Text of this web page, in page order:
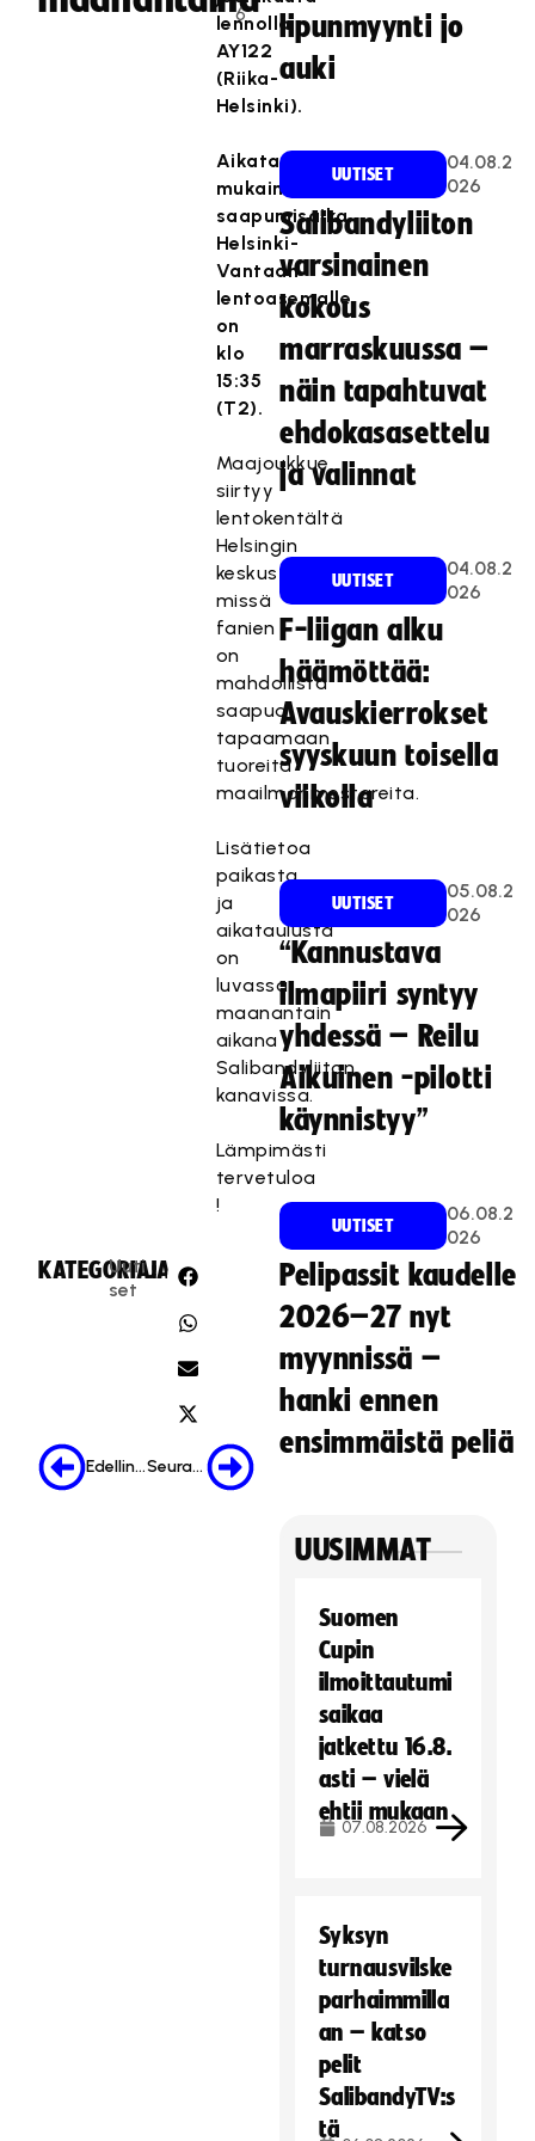
6
lennolla
AY122
(Riika-
Helsinki).
Aikataulun
mukainen
saapumisaika
Helsinki-
Vantaan
lentoasemalle
on
klo
15:35
(T2).
Maajoukkue
siirtyy
lentokentältä
Helsingin
keskustaan,
missä
fanien
on
mahdollista
saapua
tapaamaan
tuoreita
maailmanmestareita.
Lisätietoa
paikasta
ja
aikataulusta
on
luvassa
maanantain
aikana
Salibandyliiton
kanavissa.
Lämpimästi
tervetuloa
!
KATEGORIA:
Uuti
set
JAA:
Edellinen Seuraava
lipunmyynti jo
auki
UUTISET
04.08.2
026
Salibandyliiton
varsinainen
kokous
marraskuussa –
näin tapahtuvat
ehdokasasettelu
ja valinnat
UUTISET
04.08.2
026
F-liigan alku
häämöttää:
Avauskierrokset
syyskuun toisella
viikolla
UUTISET
05.08.2
026
“Kannustava
ilmapiiri syntyy
yhdessä – Reilu
Aikuinen -pilotti
käynnistyy”
UUTISET
06.08.2
026
Pelipassit kaudelle
2026–27 nyt
myynnissä –
hanki ennen
ensimmäistä peliä
UUSIMMAT
Suomen
Cupin
ilmoittautumi
saikaa
jatkettu 16.8.
asti – vielä
ehtii mukaan
07.08.2026
Syksyn
turnausvilske
parhaimmilla
an – katso
pelit
SalibandyTV:s
tä